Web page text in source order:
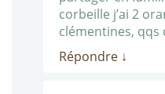
corbeille j’ai 2
clémentines, qqs
Répondre ↓